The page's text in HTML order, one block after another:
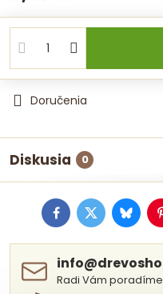
Doručenia
Diskusia 0
FacebookTwitter
Radi Vám poradíme